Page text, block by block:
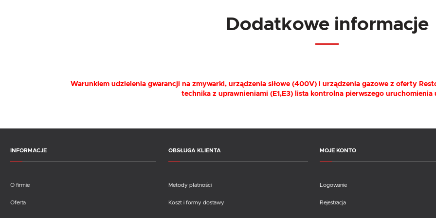
Dodatkowe informacje
Warunkiem udzielenia gwarancji na zmywarki, urządzenia siłowe (400V) i urządzenia gazowe z oferty
technika z uprawnieniami (E1,E3) lista kontrolna pierwszego uruchomienia
INFORMACJE
O firmie
Oferta
OBSŁUGA KLIENTA
Metody płatności
Koszt i formy dostawy
MOJE KONTO
Logowanie
Rejestracja